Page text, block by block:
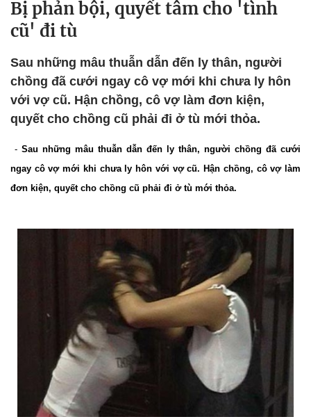
Bị phản bội, quyết tâm cho 'tình
cũ' đi tù
Sau những mâu thuẫn dẫn đến ly thân, người
chồng đã cưới ngay cô vợ mới khi chưa ly hôn
với vợ cũ. Hận chồng, cô vợ làm đơn kiện,
quyết cho chồng cũ phải đi ở tù mới thỏa.
- Sau những mâu thuẫn dẫn đến ly thân, người chồng đã cưới
ngay cô vợ mới khi chưa ly hôn với vợ cũ. Hận chồng, cô vợ làm
đơn kiện, quyết cho chồng cũ phải đi ở tù mới thỏa.